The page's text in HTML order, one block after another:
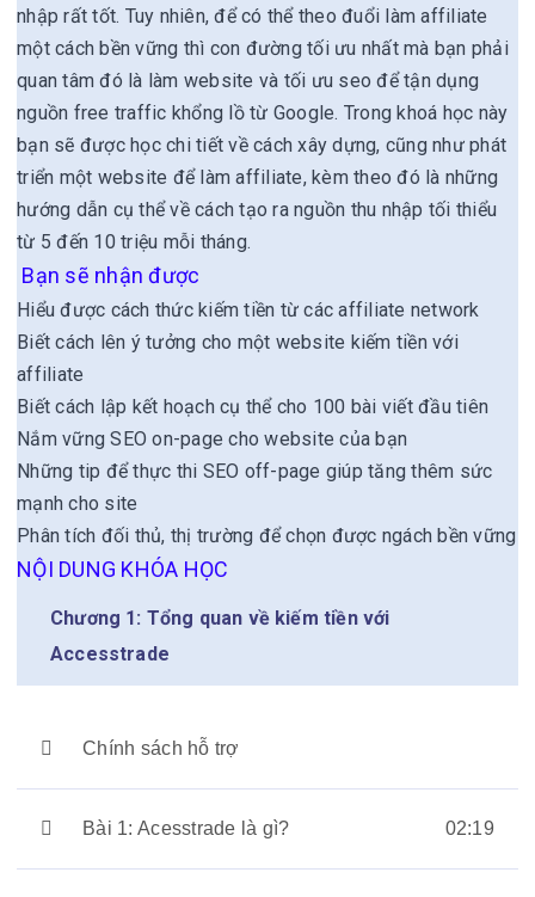
nhập rất tốt. Tuy nhiên, để có thể theo đuổi làm affiliate
một cách bền vững thì con đường tối ưu nhất mà bạn phải
quan tâm đó là làm website và tối ưu seo để tận dụng
nguồn free traffic khổng lồ từ Google. Trong khoá học này
bạn sẽ được học chi tiết về cách xây dựng, cũng như phát
triển một website để làm affiliate, kèm theo đó là những
hướng dẫn cụ thể về cách tạo ra nguồn thu nhập tối thiểu
từ 5 đến 10 triệu mỗi tháng.
Bạn sẽ nhận được
Hiểu được cách thức kiếm tiền từ các affiliate network
Biết cách lên ý tưởng cho một website kiếm tiền với
affiliate
Biết cách lập kết hoạch cụ thể cho 100 bài viết đầu tiên
Nắm vững SEO on-page cho website của bạn
Những tip để thực thi SEO off-page giúp tăng thêm sức
mạnh cho site
Phân tích đối thủ, thị trường để chọn được ngách bền vững
NỘI DUNG KHÓA HỌC
Chương 1: Tổng quan về kiếm tiền với
Accesstrade
Chính sách hỗ trợ
Bài 1: Acesstrade là gì? 02:19